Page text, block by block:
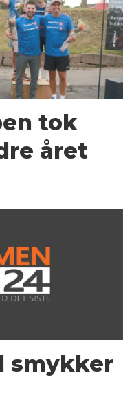
tok
året
smykker